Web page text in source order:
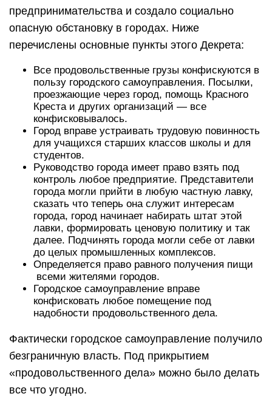
предпринимательства и создало социально
опасную обстановку в городах. Ниже
перечислены основные пункты этого Декрета:
Все продовольственные грузы конфискуются в
пользу городского самоуправления. Посылки,
проезжающие через город, помощь Красного
Креста и других организаций — все
конфисковывалось.
Город вправе устраивать трудовую повинность
для учащихся старших классов школы и для
студентов.
Руководство города имеет право взять под
контроль любое предприятие. Представители
города могли прийти в любую частную лавку,
сказать что теперь она служит интересам
города, город начинает набирать штат этой
лавки, формировать ценовую политику и так
далее. Подчинять города могли себе от лавки
до целых промышленных комплексов.
Определяется право равного получения пищи
всеми жителями городов.
Городское самоуправление вправе
конфисковать любое помещение под
надобности продовольственного дела.
Фактически городское самоуправление получило
безграничную власть. Под прикрытием
«продовольственного дела» можно было делать
все что угодно.